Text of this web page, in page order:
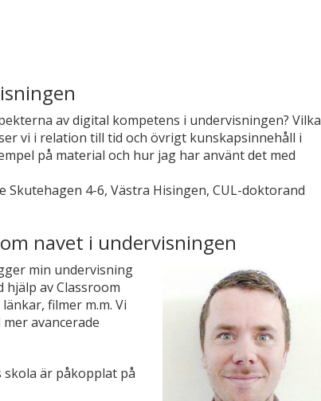
av digital kompetens i undervisningen? Vilka
vi i relation till tid och övrigt kunskapsinnehåll i
på material och hur jag har använt det med
Skutehagen 4-6, Västra Hisingen, CUL-doktorand
navet i undervisningen
min undervisning
hjälp av Classroom
filmer m.m. Vi
avancerade
är påkopplat på